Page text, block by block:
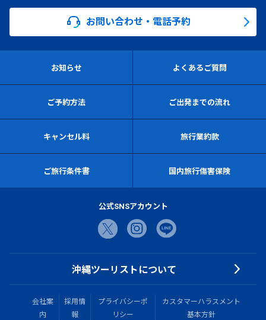
お問い合わせ・電話予約
お知らせ よくあるご質問
ご予約方法 ご出発までの流れ
キャンセル料 旅行業約款
ご旅行条件書 国内旅行傷害保険
公式SNSアカウント
沖縄ツーリストについて
会社案
内
採用情
報
プライバシーポ
リシー
カスタマーハラスメント
基本方針